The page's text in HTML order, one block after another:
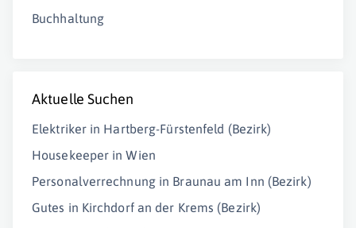
Buchhaltung
Aktuelle Suchen
Elektriker in Hartberg-Fürstenfeld (Bezirk)
Housekeeper in Wien
Personalverrechnung in Braunau am Inn (Bezirk)
Gutes in Kirchdorf an der Krems (Bezirk)